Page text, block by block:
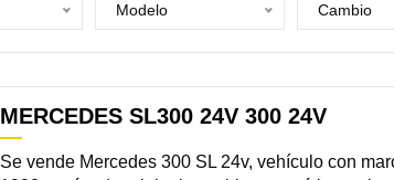
Modelo Cambio
MERCEDES SL300 24V 300 24V
Se vende Mercedes 300 SL 24v, vehículo con